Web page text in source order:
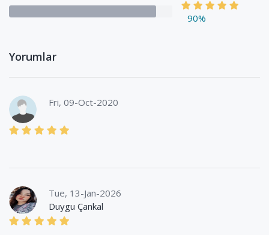
90%
Yorumlar
Fri, 09-Oct-2020
Tue, 13-Jan-2026
Duygu Çankal